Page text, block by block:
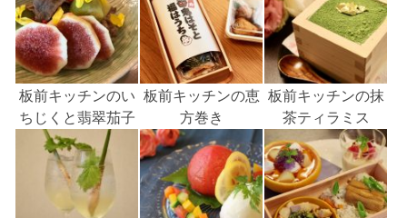
板前キッチンのい
ちじくと翡翠茄子
板前キッチンの恵
方巻き
板前キッチンの抹
茶ティラミス